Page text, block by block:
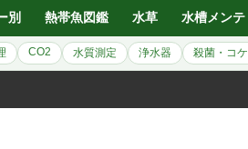
別 熱帯魚図鑑 水草 水槽メンテ
CO2 水質測定 浄水器 殺菌・コケ